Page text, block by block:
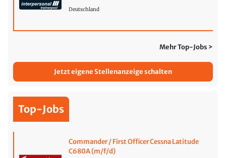
Deutschland
Mehr Top-Jobs >
Jetzt eigene Stellenanzeige schalten
Top-Jobs
Commander / First Officer Cessna Latitude
C680A (m/f/d)